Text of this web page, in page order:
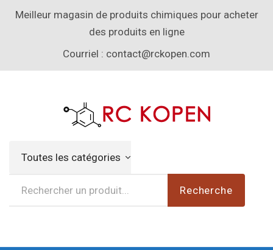
Meilleur magasin de produits chimiques pour acheter
des produits en ligne
Courriel : contact@rckopen.com
Toutes les catégories
Recherche